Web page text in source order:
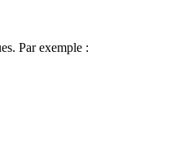
Par exemple :